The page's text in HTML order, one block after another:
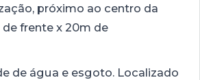
próximo ao centro da
de frente x 20m de
de água e esgoto. Localizado